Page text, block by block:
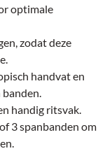
optimale
zodat deze
handvat en
handig ritsvak.
3 spanbanden om